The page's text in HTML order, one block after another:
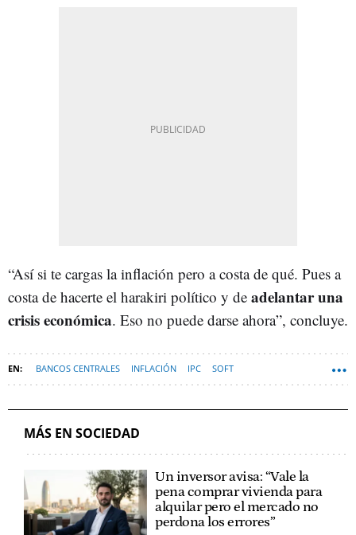
“Así si te cargas la inflación pero a costa de qué. Pues a
costa de hacerte el harakiri político y de adelantar una
crisis económica. Eso no puede darse ahora”, concluye.
BANCOS CENTRALES INFLACIÓN IPC SOFT
MÁS EN SOCIEDAD
Un inversor avisa: “Vale la
pena comprar vivienda para
alquilar pero el mercado no
perdona los errores”